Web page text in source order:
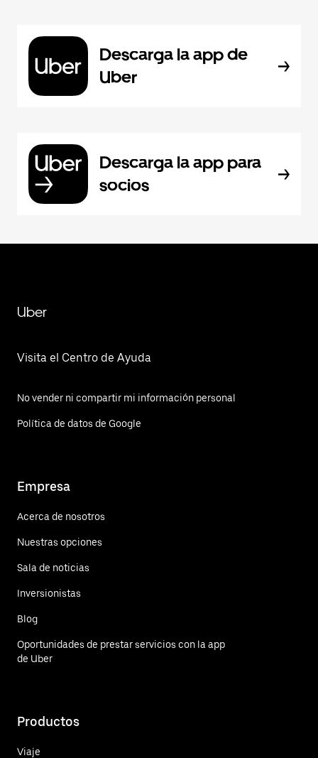
Descarga la app de
Uber
Descarga la app para
socios
Uber
Visita el Centro de Ayuda
No vender ni compartir mi información personal
Política de datos de Google
Empresa
Acerca de nosotros
Nuestras opciones
Sala de noticias
Inversionistas
Blog
Oportunidades de prestar servicios con la app
de Uber
Productos
Viaje